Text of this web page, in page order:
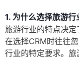
1. 为什么选择旅游行
旅游行业的特点决
在选择CRM时往往
行业的特定要求。旅